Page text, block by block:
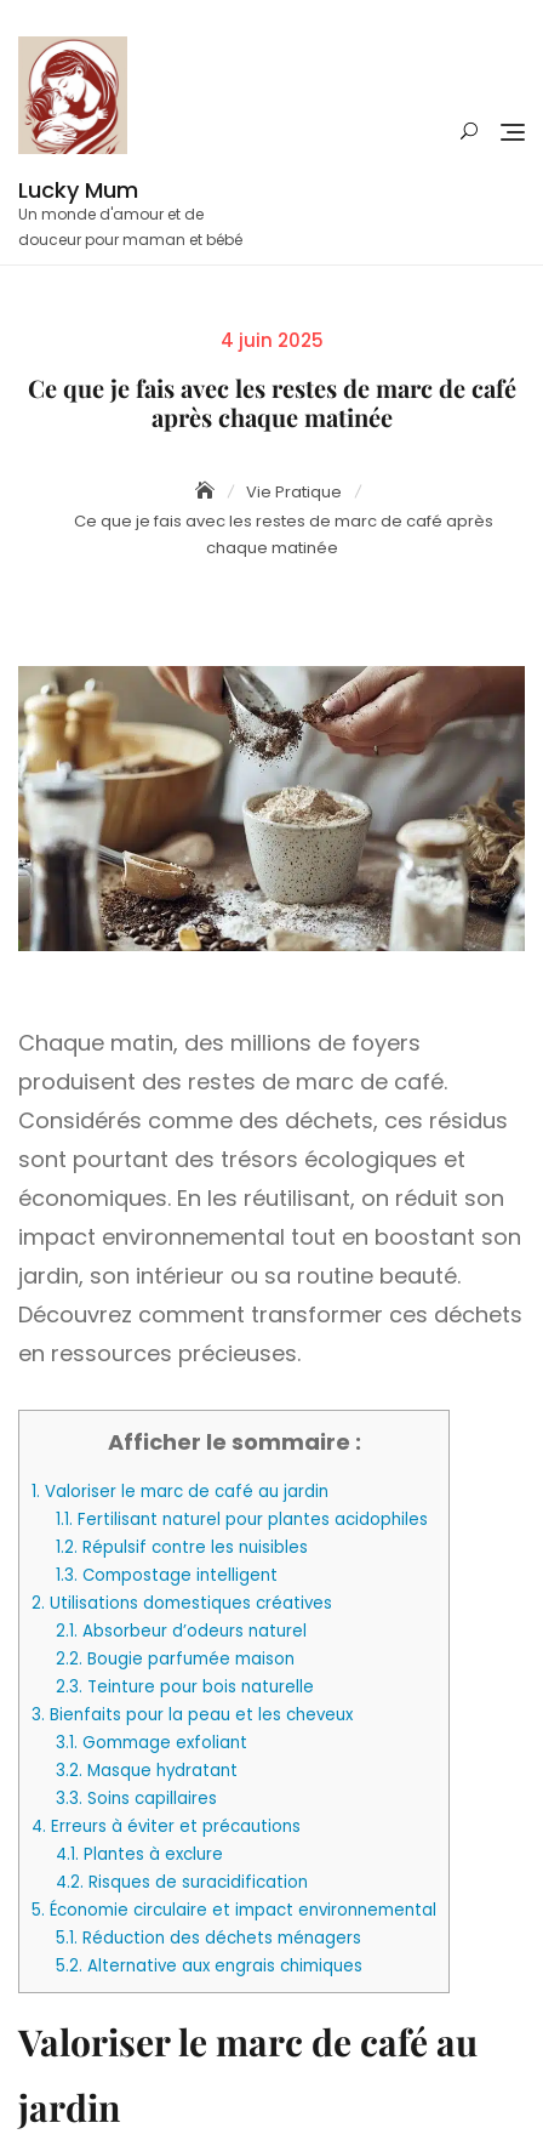
content
Lucky Mum
Un monde d'amour et de
douceur pour maman et bébé
Posted
4 juin 2025
Ce que je fais avec les restes de marc de café
après chaque matinée
Vie Pratique
Ce que je fais avec les restes de marc de café après
chaque matinée
Chaque matin, des millions de foyers
produisent des restes de marc de café.
Considérés comme des déchets, ces résidus
sont pourtant des trésors écologiques et
économiques. En les réutilisant, on réduit son
impact environnemental tout en boostant son
jardin, son intérieur ou sa routine beauté.
Découvrez comment transformer ces déchets
en ressources précieuses.
Afficher le sommaire :
1. Valoriser le marc de café au jardin
1.1. Fertilisant naturel pour plantes acidophiles
1.2. Répulsif contre les nuisibles
1.3. Compostage intelligent
2. Utilisations domestiques créatives
2.1. Absorbeur d’odeurs naturel
2.2. Bougie parfumée maison
2.3. Teinture pour bois naturelle
3. Bienfaits pour la peau et les cheveux
3.1. Gommage exfoliant
3.2. Masque hydratant
3.3. Soins capillaires
4. Erreurs à éviter et précautions
4.1. Plantes à exclure
4.2. Risques de suracidification
5. Économie circulaire et impact environnemental
5.1. Réduction des déchets ménagers
5.2. Alternative aux engrais chimiques
Valoriser le marc de café au
jardin